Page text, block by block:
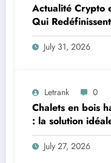
Actualité Crypto
Qui
July 31, 2026
Letrank 0
Chalets en bois
: la solution
de vie
July 27, 2026